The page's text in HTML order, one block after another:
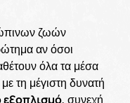
ζωών
αν όσοι
όλα τα μέσα
τη μέγιστη δυνατή
, συνεχή